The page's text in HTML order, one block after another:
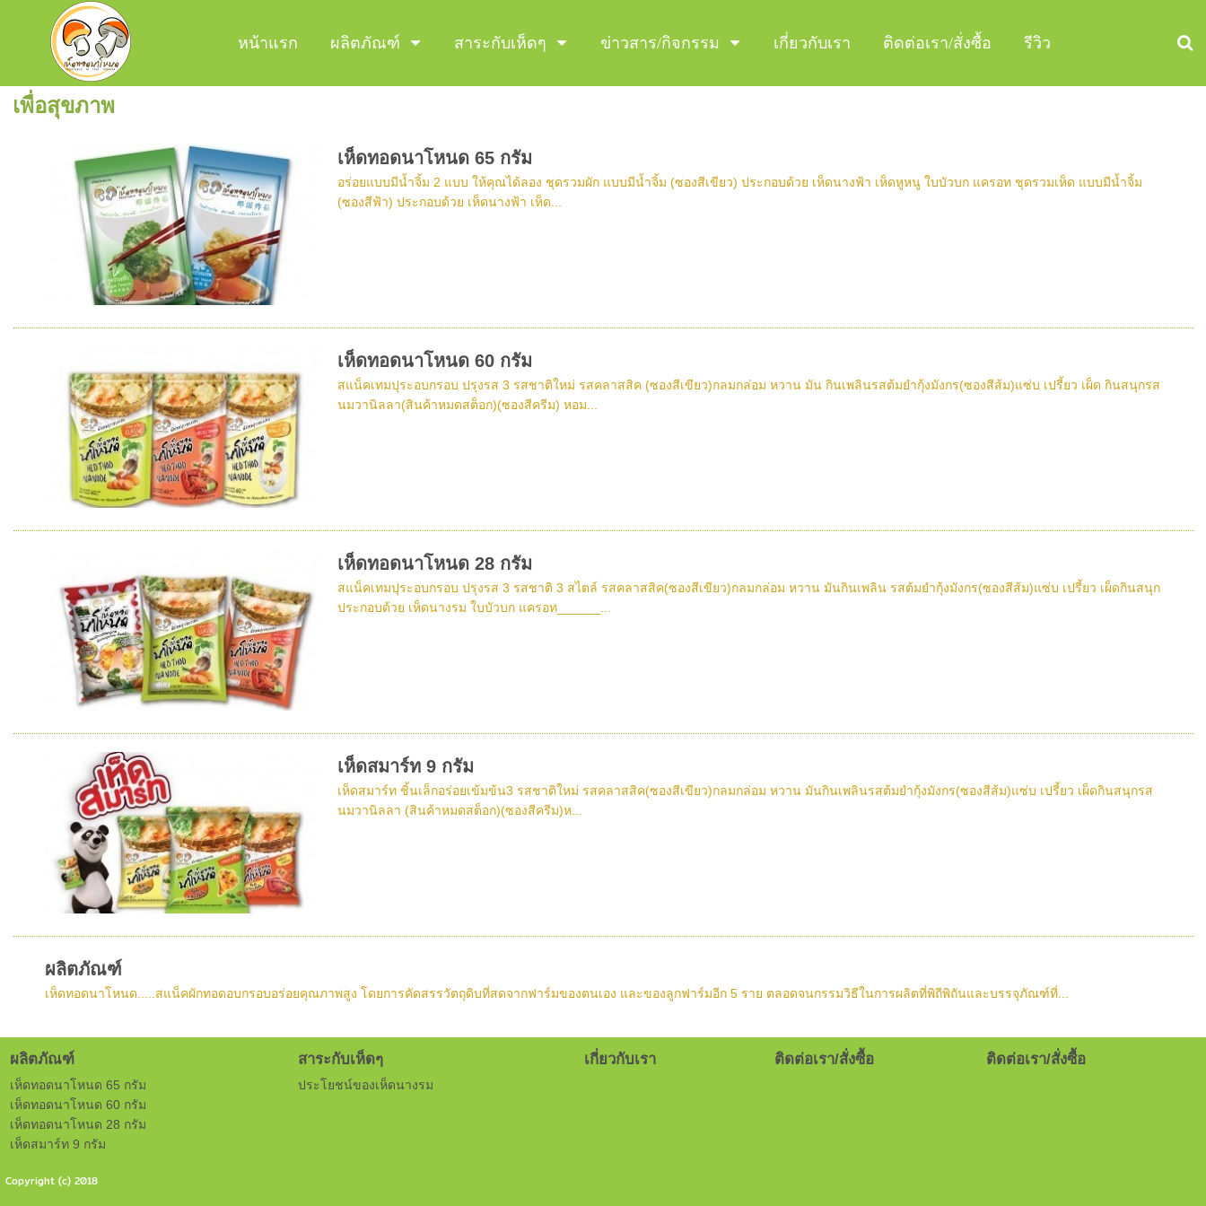
หน้าแรก ผลิตภัณฑ์ สาระกับเห็ดๆ ข่าวสาร/กิจกรรม เกี่ยวกับเรา ติดต่อเรา/สั่งซื้อ รีวิว
เพื่อสุขภาพ
เห็ดทอดนาโหนด 65 กรัม
อร่อยแบบมีน้ำจิ้ม 2 แบบ ให้คุณได้ลอง ชุดรวมผัก แบบมีน้ำจิ้ม (ซองสีเขียว) ประกอบด้วย เห็ดนางฟ้า เห็ดหูหนู ใบบัวบก แครอท ชุดรวมเห็ด แบบมีน้ำจิ้ม
(ซองสีฟ้า) ประกอบด้วย เห็ดนางฟ้า เห็ด...
เห็ดทอดนาโหนด 60 กรัม
สแน็คเทมปุระอบกรอบ ปรุงรส 3 รสชาติใหม่ รสคลาสสิค (ซองสีเขียว)กลมกล่อม หวาน มัน กินเพลินรสต้มยำกุ้งมังกร(ซองสีส้ม)แซ่บ เปรี้ยว เผ็ด กินสนุกรส
นมวานิลลา(สินค้าหมดสต็อก)(ซองสีครีม) หอม...
เห็ดทอดนาโหนด 28 กรัม
สแน็คเทมปุระอบกรอบ ปรุงรส 3 รสชาติ 3 สไตล์ รสคลาสสิค(ซองสีเขียว)กลมกล่อม หวาน มันกินเพลิน รสต้มยำกุ้งมังกร(ซองสีส้ม)แซ่บ เปรี้ยว เผ็ดกินสนุก
ประกอบด้วย เห็ดนางรม ใบบัวบก แครอท______...
เห็ดสมาร์ท 9 กรัม
เห็ดสมาร์ท ชิ้นเล็กอร่อยเข้มข้น3 รสชาติใหม่ รสคลาสสิค(ซองสีเขียว)กลมกล่อม หวาน มันกินเพลินรสต้มยำกุ้งมังกร(ซองสีส้ม)แซ่บ เปรี้ยว เผ็ดกินสนุกรส
นมวานิลลา (สินค้าหมดสต็อก)(ซองสีครีม)ห...
ผลิตภัณฑ์
เห็ดทอดนาโหนด.....สแน็คผักทอดอบกรอบอร่อยคุณภาพสูง โดยการคัดสรรวัตถุดิบที่สดจากฟาร์มของตนเอง และของลูกฟาร์มอีก 5 ราย ตลอดจนกรรมวิธีในการผลิตที่พิถีพิถันและบรรจุภัณฑ์ที่...
ผลิตภัณฑ์
เห็ดทอดนาโหนด 65 กรัม
เห็ดทอดนาโหนด 60 กรัม
เห็ดทอดนาโหนด 28 กรัม
เห็ดสมาร์ท 9 กรัม
สาระกับเห็ดๆ
ประโยชน์ของเห็ดนางรม
เกี่ยวกับเรา ติดต่อเรา/สั่งซื้อ ติดต่อเรา/สั่งซื้อ
Copyright (c) 2018